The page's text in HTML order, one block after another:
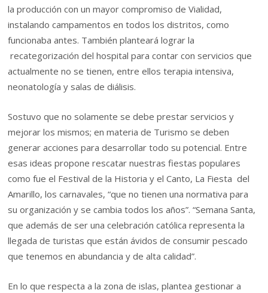
la producción con un mayor compromiso de Vialidad,
instalando campamentos en todos los distritos, como
funcionaba antes. También planteará lograr la
recategorización del hospital para contar con servicios que
actualmente no se tienen, entre ellos terapia intensiva,
neonatología y salas de diálisis.
Sostuvo que no solamente se debe prestar servicios y
mejorar los mismos; en materia de Turismo se deben
generar acciones para desarrollar todo su potencial. Entre
esas ideas propone rescatar nuestras fiestas populares
como fue el Festival de la Historia y el Canto, La Fiesta del
Amarillo, los carnavales, “que no tienen una normativa para
su organización y se cambia todos los años”. “Semana Santa,
que además de ser una celebración católica representa la
llegada de turistas que están ávidos de consumir pescado
que tenemos en abundancia y de alta calidad”.
En lo que respecta a la zona de islas, plantea gestionar a